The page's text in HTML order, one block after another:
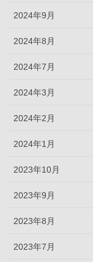
2024年9月
2024年8月
2024年7月
2024年3月
2024年2月
2024年1月
2023年10月
2023年9月
2023年8月
2023年7月